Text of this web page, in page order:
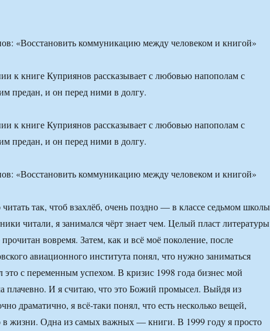
к книге Куприянов рассказывает с любовью напополам с
предан, и он перед ними в долгу.
к книге Куприянов рассказывает с любовью напополам с
предан, и он перед ними в долгу.
так, чтоб взахлёб, очень поздно — в классе седьмом
читали, я занимался чёрт знает чем. Целый пласт литературы
вовремя. Затем, как и всё моё поколение, после
авиационного института понял, что нужно заниматься
это с переменным успехом. В кризис 1998 года бизнес мой
плачевно. И я считаю, что это Божий промысел. Выйдя из
драматично, я всё-таки понял, что есть несколько вещей,
жизни. Одна из самых важных — книги. В 1999 году я просто